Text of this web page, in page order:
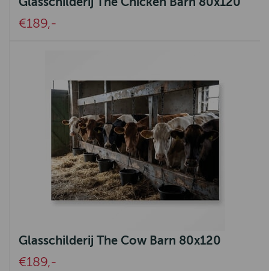
€189,-
Glasschilderij The Cow Barn 80x120
€189,-